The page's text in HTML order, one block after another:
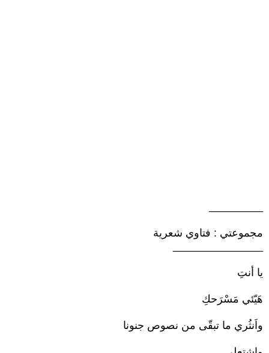
مجموعتي : فتاوي شعرية ‏
يا أنتِ‎
هَيّئي مَسْرَحكِ
واَنثُري ما تبقّى من نصوص جنونا